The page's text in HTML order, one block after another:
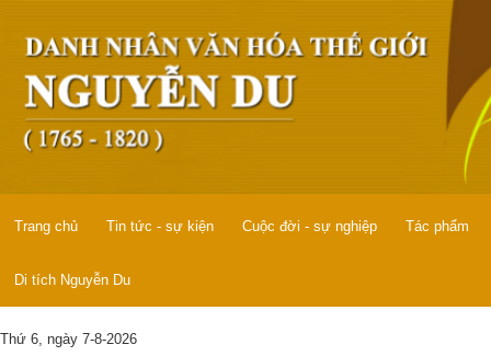
Trang chủ Tin tức - sự kiện Cuộc đời - sự nghiệp Tác phẩm
Di tích Nguyễn Du
Thứ 6, ngày 7-8-2026